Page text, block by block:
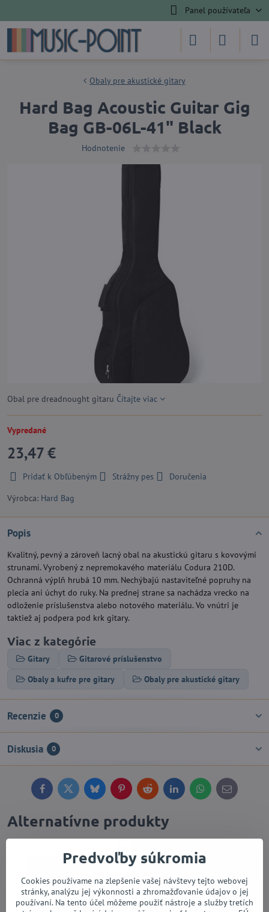
Panel používateľa
Obaly pre akustické gitary
Hard Bag Acoustic Guitar Gig
Bag GB-06L-41" Black
Hodnotenie
Obal pre dreadnought gitaru Čítajte viac
Vypredané
23,47 €
Pridať k Obľúbeným Strážny pes
Doručenia
Výrobca: Hard Bag
Popis
Kvalitný, pevný a zároveň lacný obal na akustickú gitaru s kovovými
strunami. Vyrobený z nepremokavého materiálu Codura 210D.
Ochranná výplň hrubá 10 mm. Nechýbajú nastaviteľné popruhy na
plecia ani úchyt do ruky. Na prednej strane sa nachádza vrecko na
odloženie príslušenstva alebo notového materiálu. Vo vnútri je
taktiež aj podpera pod krk gitary.
Viac z kategórie
Gitary
Gitarové príslušenstvo
Obaly a kufre pre gitary
Obaly pre akustické gitary
Recenzie 0
Diskusia 0
FacebookTwitterBlueskyPinterestReddit LinkedInWhatsApp
E-
mail
Alternatívne produkty
Predvoľby súkromia
Cookies používame na zlepšenie vašej návštevy tejto webovej
stránky, analýzu jej výkonnosti a zhromažďovanie údajov o jej
používaní. Na tento účel môžeme použiť nástroje a služby tretích